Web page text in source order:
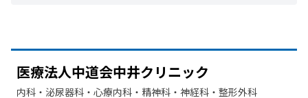
医療法人中道会中井クリニック
内科・​泌尿器科・​心療内科・​精神科・神経科・​整形外科